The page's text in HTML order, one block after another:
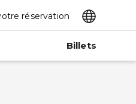
réservation
Billets